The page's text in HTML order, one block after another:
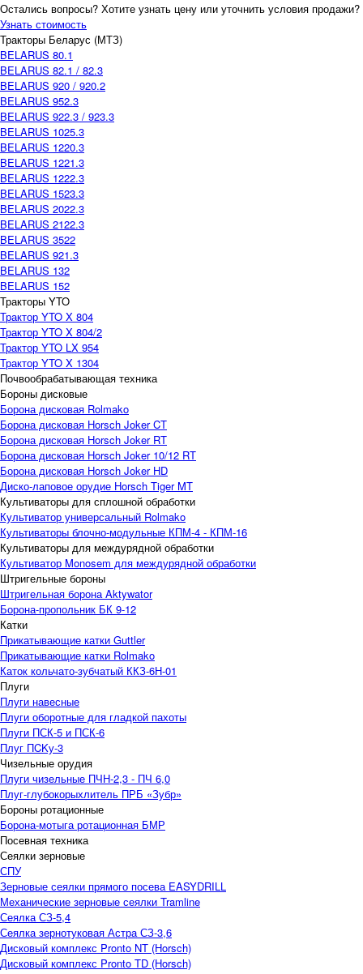
Остались вопросы? Хотите узнать цену или уточнить условия продажи?
Узнать стоимость
Тракторы Беларус (МТЗ)
BELARUS 80.1
BELARUS 82.1 / 82.3
BELARUS 920 / 920.2
BELARUS 952.3
BELARUS 922.3 / 923.3
BELARUS 1025.3
BELARUS 1220.3
BELARUS 1221.3
BELARUS 1222.3
BELARUS 1523.3
BELARUS 2022.3
BELARUS 2122.3
BELARUS 3522
BELARUS 921.3
BELARUS 132
BELARUS 152
Тракторы YTO
Трактор YTO X 804
Трактор YTO X 804/2
Трактор YTO LX 954
Трактор YTO X 1304
Почвообрабатывающая техника
Бороны дисковые
Борона дисковая Rolmako
Борона дисковая Horsch Joker CT
Борона дисковая Horsch Joker RT
Борона дисковая Horsch Joker 10/12 RT
Борона дисковая Horsch Joker HD
Диско-лаповое орудие Horsch Tiger MT
Культиваторы для сплошной обработки
Культиватор универсальный Rolmako
Культиваторы блочно-модульные КПМ-4 - КПМ-16
Культиваторы для междурядной обработки
Культиватор Monosem для междурядной обработки
Штригельные бороны
Штригельная борона Aktywator
Борона-пропольник БК 9-12
Катки
Прикатывающие катки Guttler
Прикатывающие катки Rolmako
Каток кольчато-зубчатый ККЗ-6Н-01
Плуги
Плуги навесные
Плуги оборотные для гладкой пахоты
Плуги ПСК-5 и ПСК-6
Плуг ПCKу-3
Чизельные орудия
Плуги чизельные ПЧН-2,3 - ПЧ 6,0
Плуг-глубокорыхлитель ПРБ «Зубр»
Бороны ротационные
Борона-мотыга ротационная БМР
Посевная техника
Сеялки зерновые
СПУ
Зерновые сеялки прямого посева EASYDRILL
Механические зерновые сеялки Tramline
Сеялка СЗ-5,4
Сеялка зернотуковая Астра СЗ-3,6
Дисковый комплекс Pronto NT (Horsch)
Дисковый комплекс Pronto TD (Horsch)